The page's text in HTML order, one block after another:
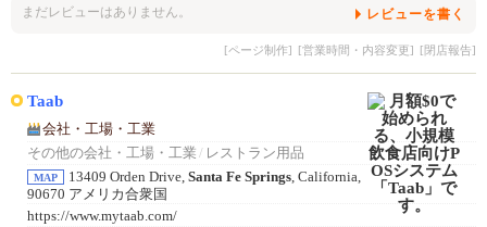
まだレビューはありません。 レビューを書く
[ページ制作] [営業時間・内容変更] [閉店報告]
Taab
会社・工場・工業
その他の会社・工場・工業 / レストラン用品
MAP 13409 Orden Drive, Santa Fe Springs, California,
90670 アメリカ合衆国
https://www.mytaab.com/